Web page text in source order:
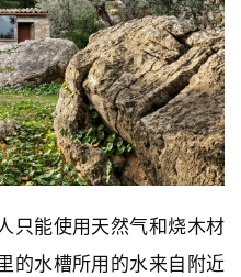
只能使用天然气和烧木材
的水槽所用的水来自附近